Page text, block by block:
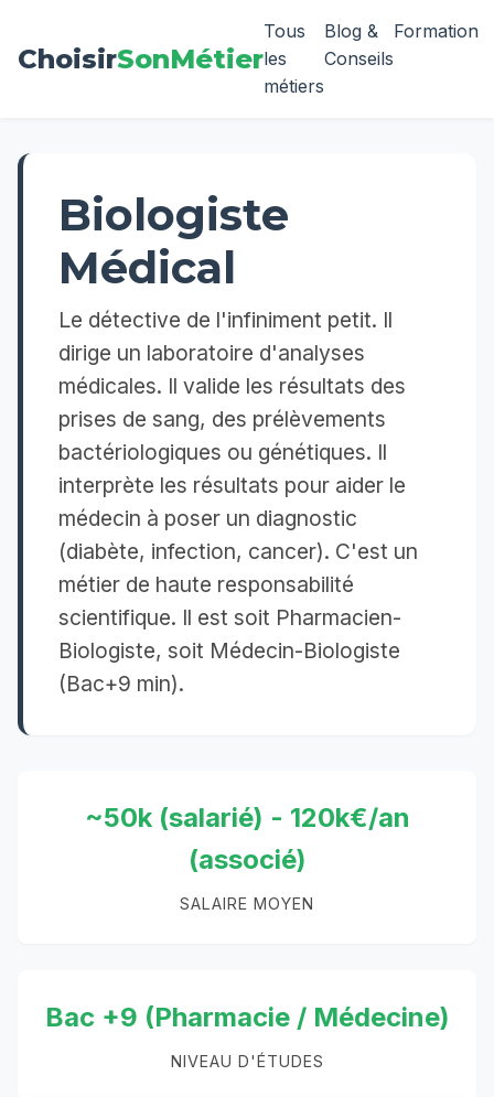
ChoisirSonMétier
Tous
les
métiers
Blog &
Conseils
Formation
Biologiste
Médical
Le détective de l'infiniment petit. Il
dirige un laboratoire d'analyses
médicales. Il valide les résultats des
prises de sang, des prélèvements
bactériologiques ou génétiques. Il
interprète les résultats pour aider le
médecin à poser un diagnostic
(diabète, infection, cancer). C'est un
métier de haute responsabilité
scientifique. Il est soit Pharmacien-
Biologiste, soit Médecin-Biologiste
(Bac+9 min).
~50k (salarié) - 120k€/an
(associé)
SALAIRE MOYEN
Bac +9 (Pharmacie / Médecine)
NIVEAU D'ÉTUDES